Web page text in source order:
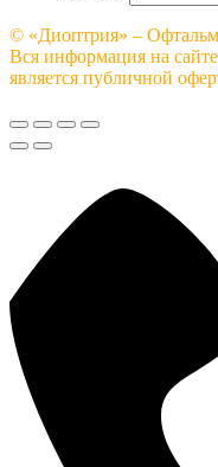
© «Диоптрия» –
Вся информация на
является публичной